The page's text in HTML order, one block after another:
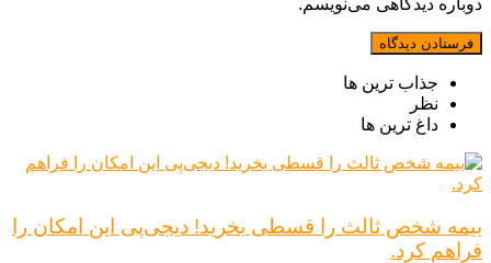
جذاب ترین ها
نظر
داغ ترین ها
بیمه شخص ثالث را قسطی بخرید! دیجی‌پی این امکان را
فراهم کرد.